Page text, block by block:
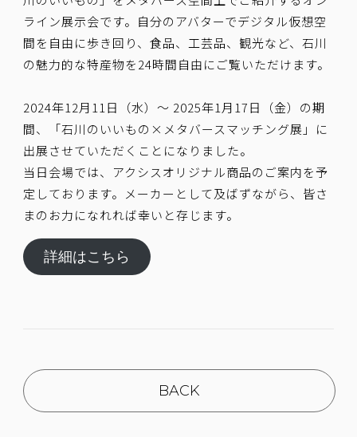
ライン展示会です。自分のアバターでデジタル仮想空
間を自由に歩き回り、食品、工芸品、観光など、石川
の魅力的な特産物を24時間自由にご覧いただけます。
2024年12月11日（水）〜 2025年1月17日（金）の期
間、「石川のいいもの×メタバースマッチング展 」に
出展させていただくことになりました。
当日会場では、アクシスオリジナル商品のご案内を予
定しております。メーカーとして及ばずながら、皆さ
まのお力になれれば幸いと存じます。
詳細はこちら
BACK